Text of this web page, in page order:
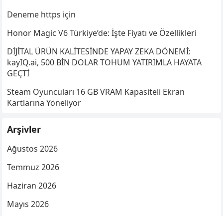
Deneme https için
Honor Magic V6 Türkiye’de: İşte Fiyatı ve Özellikleri
DİJİTAL ÜRÜN KALİTESİNDE YAPAY ZEKA DÖNEMİ:
kayIQ.ai, 500 BİN DOLAR TOHUM YATIRIMLA HAYATA
GEÇTİ
Steam Oyuncuları 16 GB VRAM Kapasiteli Ekran
Kartlarına Yöneliyor
Arşivler
Ağustos 2026
Temmuz 2026
Haziran 2026
Mayıs 2026